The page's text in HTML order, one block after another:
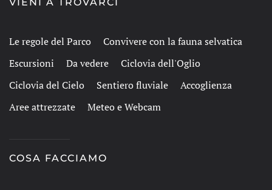
Le regole del Parco
Convivere con la fauna selvatica
Escursioni
Da vedere
Ciclovia dell'Oglio
Ciclovia del Cielo
Sentiero fluviale
Accoglienza
Aree attrezzate
Meteo e Webcam
COSA FACCIAMO